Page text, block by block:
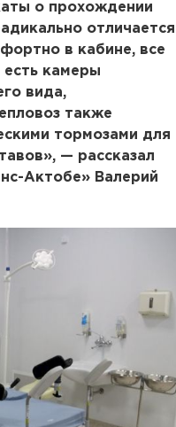
о прохождении
отличается
в кабине, все
камеры
вида,
также
тормозами для
— рассказал
Актобе» Валерий